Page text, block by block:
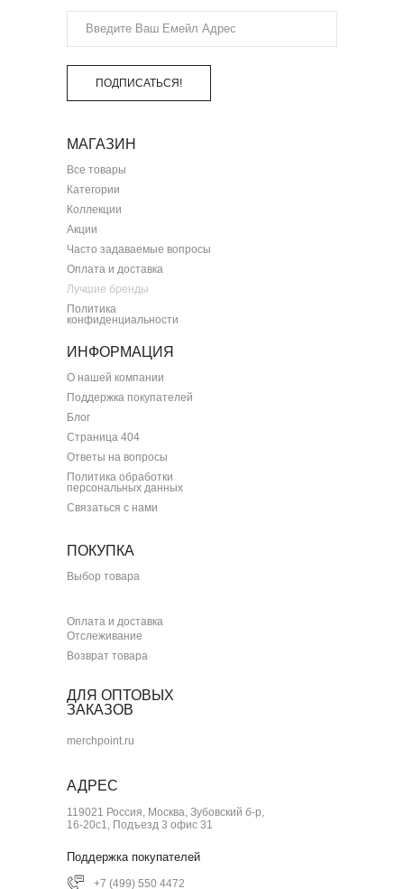
ПОДПИСАТЬСЯ!
МАГАЗИН
ИНФОРМАЦИЯ
ПОКУПКА
АДРЕС
Все товары
Категории
Коллекции
Акции
Часто задаваемые вопросы
Оплата и доставка
Лучшие бренды
Политика
конфиденциальности
О нашей компании
Поддержка покупателей
Блог
Страница 404
Ответы на вопросы
Политика обработки
персональных данных
Связаться с нами
Выбор товара
Оплата и доставка
Отслеживание
119021 Россия, Москва, Зубовский б-р,
16-20с1, Подъезд 3 офис 31
Поддержка покупателей
+7 (499) 550 4472
Возврат товара
ДЛЯ ОПТОВЫХ
ЗАКАЗОВ
merchpoint.ru